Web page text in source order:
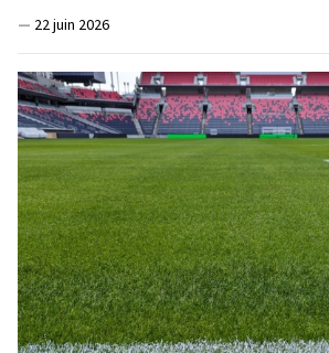
— 22 juin 2026